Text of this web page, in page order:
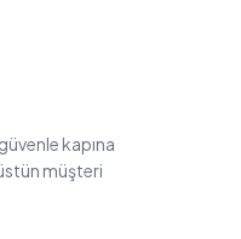
kapına
müşteri